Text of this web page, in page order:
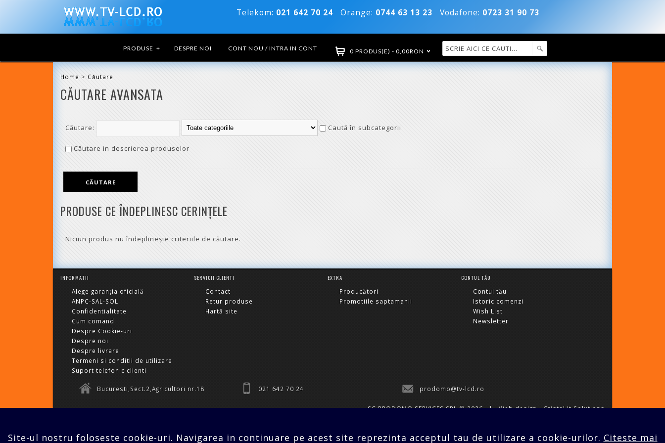
Telekom: 021 642 70 24 Orange: 0744 63 13 23 Vodafone: 0723 31 90 73
PRODUSE + DESPRE NOI CONT NOU / INTRA IN CONT 0 PRODUS(E) - 0,00RON
Home > Căutare
CĂUTARE AVANSATA
Căutare: Caută în subcategorii
Căutare in descrierea produselor
PRODUSE CE ÎNDEPLINESC CERINŢELE
Niciun produs nu îndeplineşte criteriile de căutare.
INFORMATII
Alege garanția oficială
ANPC-SAL-SOL
Confidentialitate
Cum comand
Despre Cookie-uri
Despre noi
Despre livrare
Termeni si conditii de utilizare
Suport telefonic clienti
SERVICII CLIENTI
Contact
Retur produse
Hartă site
EXTRA
Producători
Promotiile saptamanii
CONTUL TĂU
Contul tău
Istoric comenzi
Wish List
Newsletter
Bucuresti,Sect.2,Agricultori nr.18 021 642 70 24 prodomo@tv-lcd.ro
SC PRODOMO SERVICES SRL© 2026 |Web design - Cristal It Solutions
Site-ul nostru foloseste cookie-uri. Navigarea in continuare pe acest site reprezinta acceptul tau de utilizare a cookie-urilor. Citeste mai